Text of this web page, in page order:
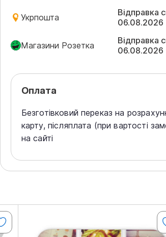
Укрпошта
Відправка
06.08.2026
Магазини Розетка
Відправка
06.08.2026
Оплата
Безготівковий переказ на
карту, післяплата (при вартості
на сайті